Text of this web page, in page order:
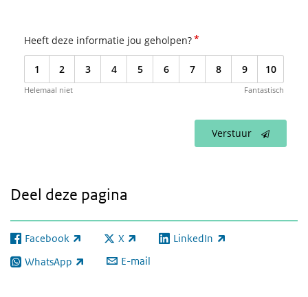
Heeft deze informatie jou geholpen?*
1 2 3 4 5 6 7 8 9 10
Helemaal niet Fantastisch
Verstuur
Deel deze pagina
Facebook
(externe link) X
(externe link) LinkedIn
(externe link)
WhatsApp
(externe link) E-mail